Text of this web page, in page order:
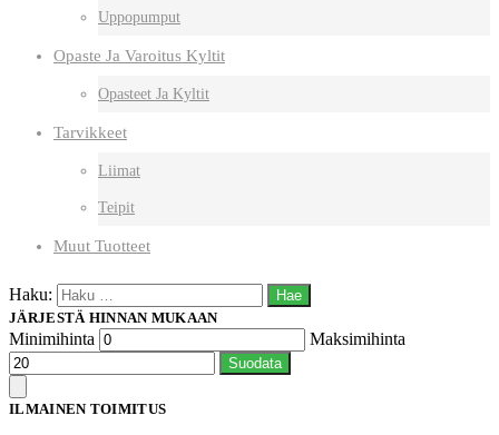
Uppopumput
Opaste Ja Varoitus Kyltit
Opasteet Ja Kyltit
Tarvikkeet
Liimat
Teipit
Muut Tuotteet
Haku:
JÄRJESTÄ HINNAN MUKAAN
Minimihinta Maksimihinta
Suodata
ILMAINEN TOIMITUS